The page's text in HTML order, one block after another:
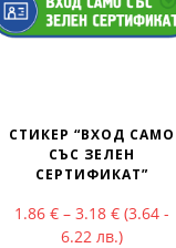
through 4.44 €
СТИКЕР “ВХОД САМО
СЪС ЗЕЛЕН
СЕРТИФИКАТ”
1.86€ – 3.18€Price
(3.64 -
6.22 лв.)